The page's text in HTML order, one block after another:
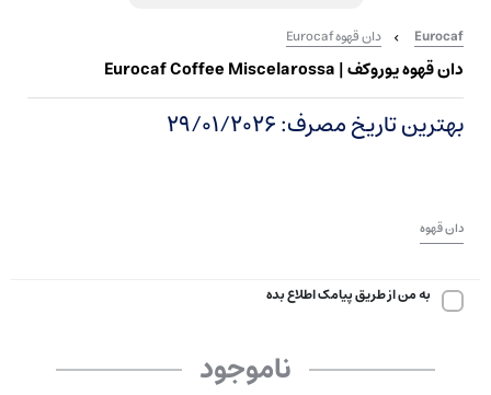
Eurocaf دان قهوه Eurocaf
دان قهوه یوروکف | Eurocaf Coffee Miscelarossa
بهترین تاریخ مصرف: 29/01/2026
دان قهوه
به من از طریق پیامک اطلاع بده
ناموجود